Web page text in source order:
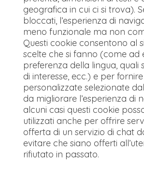
geografica in cui ci si trova).
bloccati, l’esperienza di
meno funzionale ma non
Questi cookie consentono al
scelte che si fanno (come ad
preferenza della lingua, quali
di interesse, ecc.) e per
personalizzate selezionate
da migliorare l’esperienza di
alcuni casi questi cookie
utilizzati anche per offrire
offerta di un servizio di chat
evitare che siano offerti
rifiutato in passato.